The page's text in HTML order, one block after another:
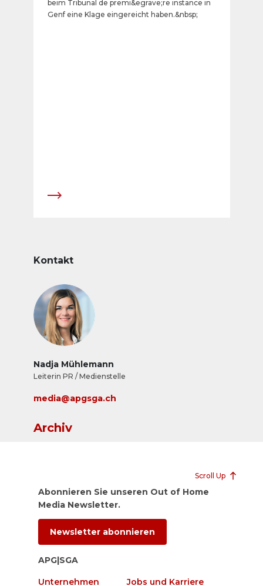
beim Tribunal de premi&egrave;re instance in
Genf eine Klage eingereicht haben.&nbsp;
Kontakt
Nadja Mühlemann
Leiterin PR / Medienstelle
media@apgsga.ch
Archiv
Scroll Up
Abonnieren Sie unseren Out of Home
Media Newsletter.
Newsletter abonnieren
APG|SGA
Unternehmen Jobs und Karriere